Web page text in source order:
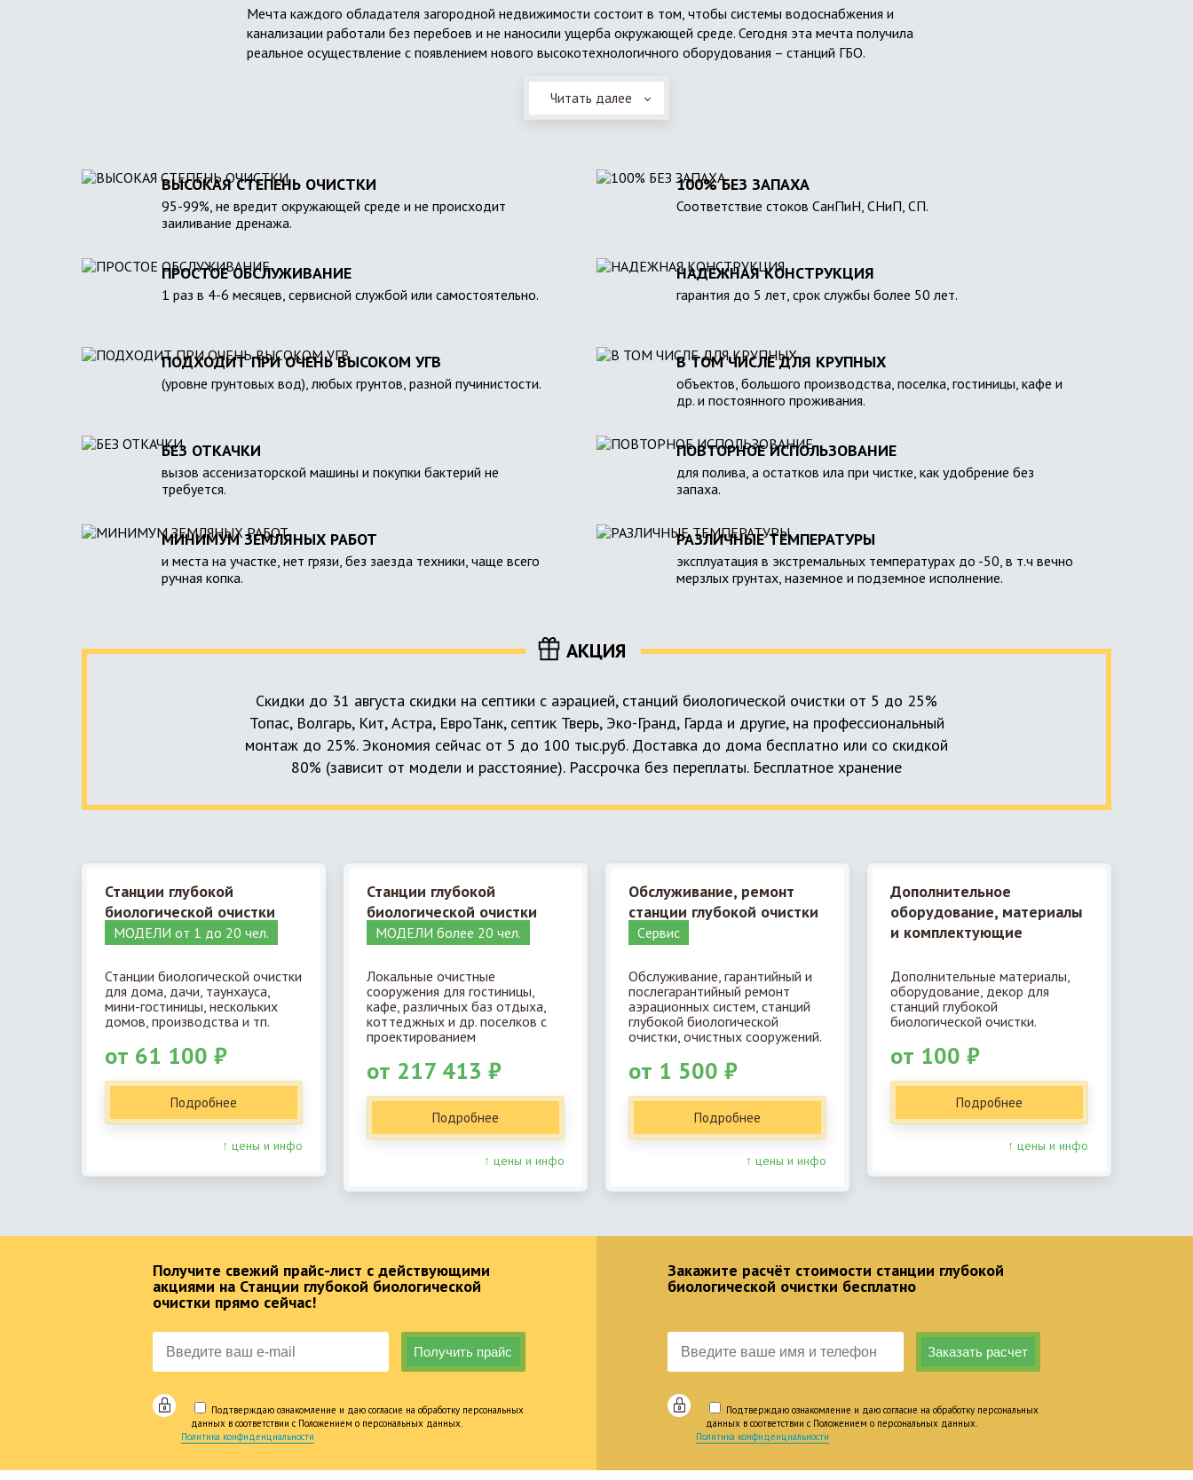
Мечта каждого обладателя загородной недвижимости состоит в том, чтобы системы водоснабжения и
канализации работали без перебоев и не наносили ущерба окружающей среде. Сегодня эта мечта получила
реальное осуществление с появлением нового высокотехнологичного оборудования – станций ГБО.
Читать далее
ВЫСОКАЯ СТЕПЕНЬ ОЧИСТКИ
95-99%, не вредит окружающей среде и не происходит
заиливание дренажа.
100% БЕЗ ЗАПАХА
Соответствие стоков СанПиН, СНиП, СП.
ПРОСТОЕ ОБСЛУЖИВАНИЕ
1 раз в 4-6 месяцев, сервисной службой или самостоятельно.
НАДЕЖНАЯ КОНСТРУКЦИЯ
гарантия до 5 лет, срок службы более 50 лет.
ПОДХОДИТ ПРИ ОЧЕНЬ ВЫСОКОМ УГВ
(уровне грунтовых вод), любых грунтов, разной пучинистости.
В ТОМ ЧИСЛЕ ДЛЯ КРУПНЫХ
объектов, большого производства, поселка, гостиницы, кафе и
др. и постоянного проживания.
БЕЗ ОТКАЧКИ
вызов ассенизаторской машины и покупки бактерий не
требуется.
ПОВТОРНОЕ ИСПОЛЬЗОВАНИЕ
для полива, а остатков ила при чистке, как удобрение без
запаха.
МИНИМУМ ЗЕМЛЯНЫХ РАБОТ
и места на участке, нет грязи, без заезда техники, чаще всего
ручная копка.
РАЗЛИЧНЫЕ ТЕМПЕРАТУРЫ
эксплуатация в экстремальных температурах до -50, в т.ч вечно
мерзлых грунтах, наземное и подземное исполнение.
АКЦИЯ
Скидки до 31 августа скидки на септики с аэрацией, станций биологической очистки от 5 до 25%
Топас, Волгарь, Кит, Астра, ЕвроТанк, септик Тверь, Эко-Гранд, Гарда и другие, на профессиональный
монтаж до 25%. Экономия сейчас от 5 до 100 тыс.руб. Доставка до дома бесплатно или со скидкой
80% (зависит от модели и расстояние). Рассрочка без переплаты. Бесплатное хранение
Станции глубокой
биологической очистки
МОДЕЛИ от 1 до 20 чел.
Станции биологической очистки
для дома, дачи, таунхауса,
мини-гостиницы, нескольких
домов, производства и тп.
от 61 100 ₽
Подробнее
↑ цены и инфо
Станции глубокой
биологической очистки
МОДЕЛИ более 20 чел.
Локальные очистные
сооружения для гостиницы,
кафе, различных баз отдыха,
коттеджных и др. поселков с
проектированием
от 217 413 ₽
Подробнее
↑ цены и инфо
Обслуживание, ремонт
станции глубокой очистки
Cервис
Обслуживание, гарантийный и
послегарантийный ремонт
аэрационных систем, станций
глубокой биологической
очистки, очистных сооружений.
от 1 500 ₽
Подробнее
↑ цены и инфо
Дополнительное
оборудование, материалы
и комплектующие
Дополнительные материалы,
оборудование, декор для
станций глубокой
биологической очистки.
от 100 ₽
Подробнее
↑ цены и инфо
Получите свежий прайс-лист с действующими
акциями на Станции глубокой биологической
очистки прямо сейчас!
Подтверждаю ознакомление и даю согласие на обработку персональных
данных в соответствии с Положением о персональных данных.
Политика конфиденциальности
Закажите расчёт стоимости станции глубокой
биологической очистки бесплатно
Подтверждаю ознакомление и даю согласие на обработку персональных
данных в соответствии с Положением о персональных данных.
Политика конфиденциальности